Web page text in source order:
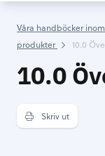
Våra handböcker
produkter
10.0
10.0
Skriv ut